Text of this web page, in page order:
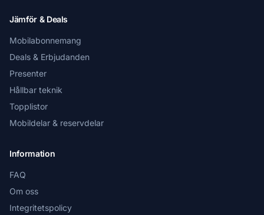
Jämför & Deals
Mobilabonnemang
Deals & Erbjudanden
Presenter
Hållbar teknik
Topplistor
Mobildelar & reservdelar
Information
FAQ
Om oss
Integritetspolicy